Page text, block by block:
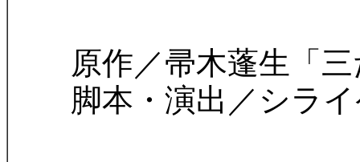
原作／帚木蓬生「三
脚本・演出／シライ